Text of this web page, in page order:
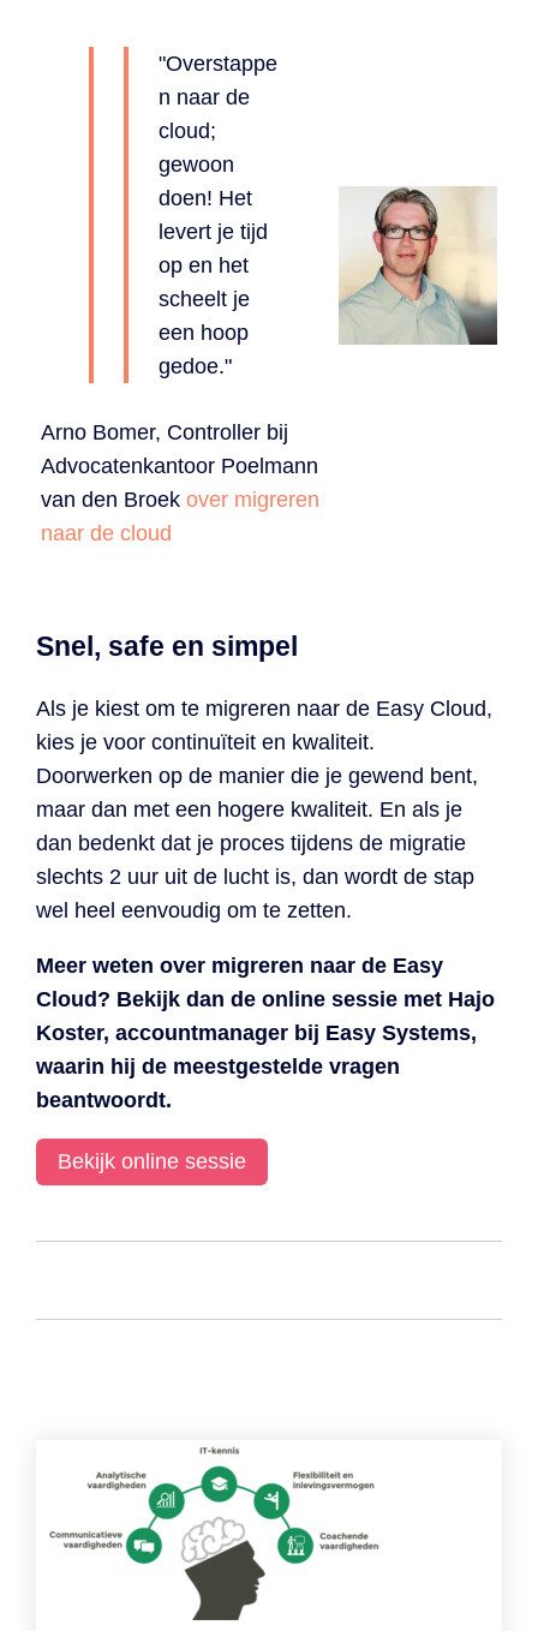
"Overstappe
n naar de
cloud;
gewoon
doen! Het
levert je tijd
op en het
scheelt je
een hoop
gedoe."
Arno Bomer, Controller bij
Advocatenkantoor Poelmann
van den Broek over migreren
naar de cloud
Snel, safe en simpel
Als je kiest om te migreren naar de Easy Cloud,
kies je voor continuïteit en kwaliteit.
Doorwerken op de manier die je gewend bent,
maar dan met een hogere kwaliteit. En als je
dan bedenkt dat je proces tijdens de migratie
slechts 2 uur uit de lucht is, dan wordt de stap
wel heel eenvoudig om te zetten.
Meer weten over migreren naar de Easy
Cloud? Bekijk dan de online sessie met Hajo
Koster, accountmanager bij Easy Systems,
waarin hij de meestgestelde vragen
beantwoordt.
Bekijk online sessie